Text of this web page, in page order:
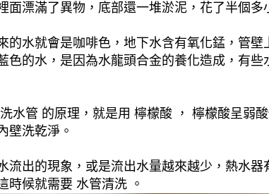
漂滿了異物，底部還一堆淤泥，花了半個
水就會是咖啡色，地下水含有氧化錳，管
的水，是因為水龍頭合金的養化造成，有
水管 的原理，就是用 檸檬酸 ， 檸檬酸呈弱
壁洗乾淨。
出的現象，或是流出水量越來越少，熱水
時候就需要 水管清洗 。